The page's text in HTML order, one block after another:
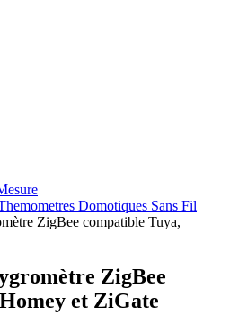
Domotiques Sans Fil
ZigBee compatible Tuya,
ZigBee
et ZiGate